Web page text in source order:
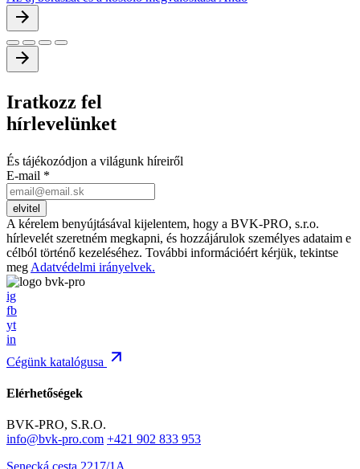
Iratkozz fel
hírlevelünket
És tájékozódjon a világunk híreiről
E-mail *
A kérelem benyújtásával kijelentem, hogy a BVK-PRO, s.r.o.
hírlevelét szeretném megkapni, és hozzájárulok személyes adataim e
célból történő kezeléséhez. További információért kérjük, tekintse
meg Adatvédelmi irányelvek.
ig
fb
yt
in
Cégünk katalógusa
Elérhetőségek
BVK-PRO, S.R.O.
info@bvk-pro.com +421 902 833 953